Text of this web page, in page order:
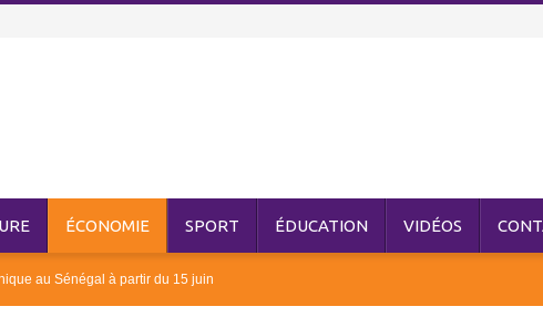
ÉCONOMIE SPORT ÉDUCATION VIDÉOS
au Sénégal à partir du 15 juin